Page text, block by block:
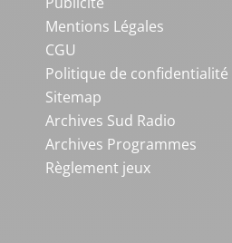
Mentions Légales
CGU
Politique de confidentialité
Sitemap
Archives Sud Radio
Archives Programmes
Règlement jeux